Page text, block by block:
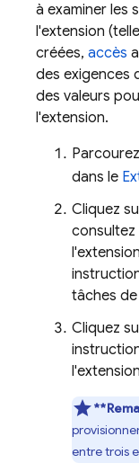
à examiner les
l'extension
créées, accès
des exigences
des valeurs
l'extension.
dans le
Cliquez
consultez
tâches
Cliquez
entre trois